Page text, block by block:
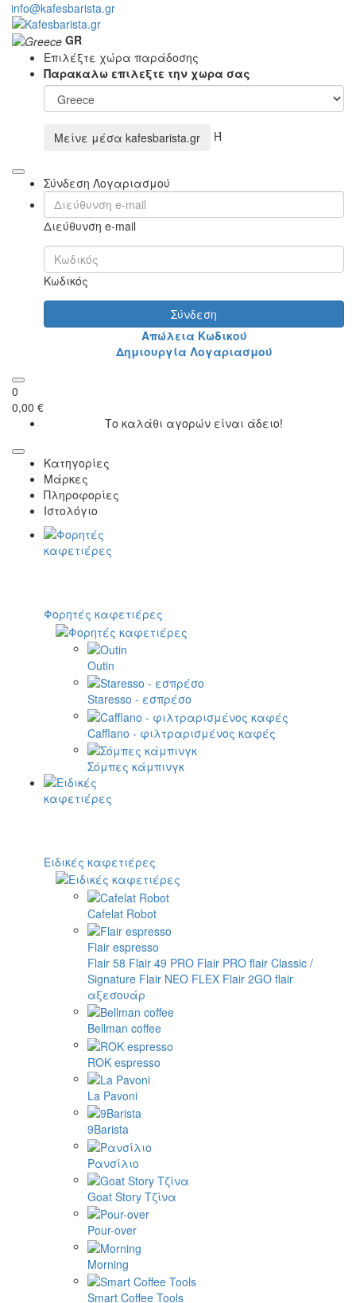
info@kafesbarista.gr
GR
Επιλέξτε χώρα παράδοσης
Παρακαλω επιλεξτε την χωρα σας
Μείνε μέσα kafesbarista.gr Ή
Σύνδεση Λογαριασμού
Διεύθυνση e-mail
Κωδικός
Σύνδεση
Απώλεια Κωδικού
Δημιουργία Λογαριασμού
0
0,00 €
Το καλάθι αγορών είναι άδειο!
Κατηγορίες
Μάρκες
Πληροφορίες
Ιστολόγιο
Φορητές καφετιέρες
Outin
Staresso - εσπρέσο
Cafflano - φιλτραρισμένος καφές
Σόμπες κάμπινγκ
Ειδικές καφετιέρες
Cafelat Robot
Flair espresso
Flair 58 Flair 49 PRO Flair PRO flair Classic /
Signature Flair NEO FLEX Flair 2GO flair
αξεσουάρ
Bellman coffee
ROK espresso
La Pavoni
9Barista
Ρανσίλιο
Goat Story Τζίνα
Pour-over
Morning
Smart Coffee Tools